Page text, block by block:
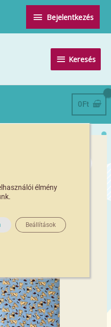
Above
Header
Bejelentkezés
Keresés
Keresés
0Ft
élmény
Beállítások